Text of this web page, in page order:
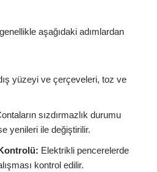
aşağıdaki adımlardan
yüzeyi ve çerçeveleri, toz ve
sızdırmazlık durumu
yenileri ile değiştirilir.
Elektrikli pencerelerde
kontrol edilir.